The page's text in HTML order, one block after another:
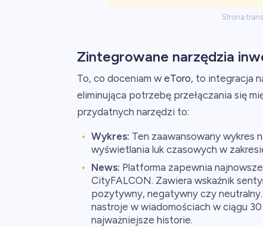
Strona
Zintegrowane narzędzia
To, co doceniam w eToro, to integracja
eliminująca potrzebę przełączania się
przydatnych narzędzi to:
Wykres: Ten zaawansowany wykres
wyświetlania luk czasowych w
News: Platforma zapewnia
CityFALCON. Zawiera wskaźnik
pozytywny, negatywny czy
nastroje w wiadomościach w ciągu
najważniejsze historie.